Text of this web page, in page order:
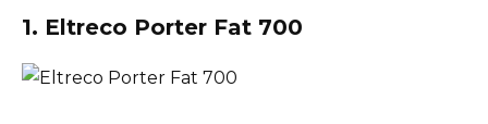
1. Eltreco Porter Fat 700